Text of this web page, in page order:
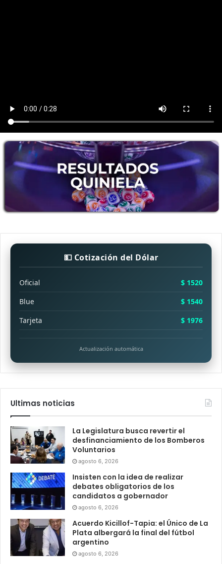
💵 Cotización del Dólar
Oficial
$ 1520
Blue
$ 1540
Tarjeta
$ 1976
Actualización automática
Ultimas noticias
La Legislatura busca revertir el
desfinanciamiento de los Bomberos
Voluntarios
agosto 6, 2026
Insisten con la idea de realizar
debates obligatorios de los
candidatos a gobernador
agosto 6, 2026
Acuerdo Kicillof-Tapia: el Único de La
Plata albergará la final del fútbol
argentino
agosto 6, 2026